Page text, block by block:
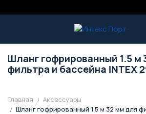
Шланг гофрированный 1.5 м
фильтра и бассейна INTEX
Главная
Аксессуары
Шланг гофрированный 1.5 м 32 мм для